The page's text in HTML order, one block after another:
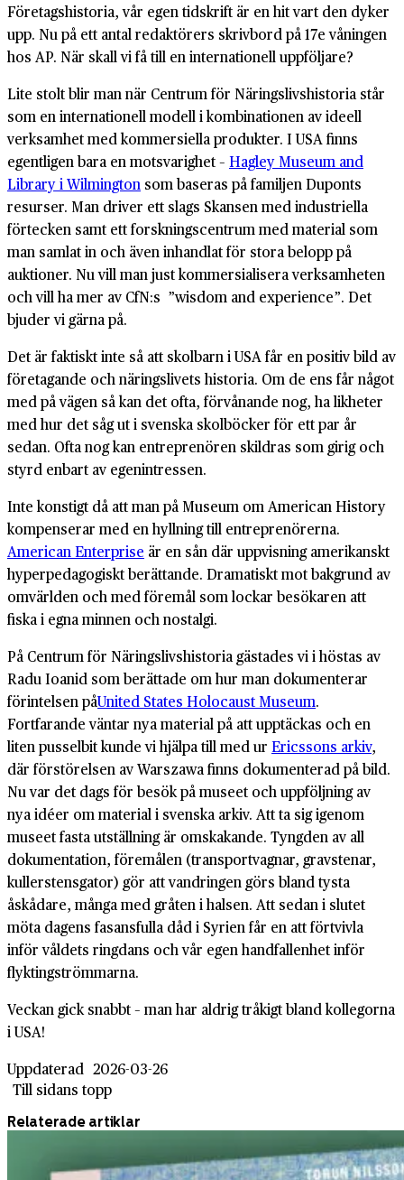
Företagshistoria, vår egen tidskrift är en hit vart den dyker
upp. Nu på ett antal redaktörers skrivbord på 17e våningen
hos AP. När skall vi få till en internationell uppföljare?
Lite stolt blir man när Centrum för Näringslivshistoria står
som en internationell modell i kombinationen av ideell
verksamhet med kommersiella produkter. I USA finns
egentligen bara en motsvarighet – Hagley Museum and
Library i Wilmington som baseras på familjen Duponts
resurser. Man driver ett slags Skansen med industriella
förtecken samt ett forskningscentrum med material som
man samlat in och även inhandlat för stora belopp på
auktioner. Nu vill man just kommersialisera verksamheten
och vill ha mer av CfN:s ”wisdom and experience”. Det
bjuder vi gärna på.
Det är faktiskt inte så att skolbarn i USA får en positiv bild av
företagande och näringslivets historia. Om de ens får något
med på vägen så kan det ofta, förvånande nog, ha likheter
med hur det såg ut i svenska skolböcker för ett par år
sedan. Ofta nog kan entreprenören skildras som girig och
styrd enbart av egenintressen.
Inte konstigt då att man på Museum om American History
kompenserar med en hyllning till entreprenörerna.
American Enterprise är en sån där uppvisning amerikanskt
hyperpedagogiskt berättande. Dramatiskt mot bakgrund av
omvärlden och med föremål som lockar besökaren att
fiska i egna minnen och nostalgi.
På Centrum för Näringslivshistoria gästades vi i höstas av
Radu Ioanid som berättade om hur man dokumenterar
förintelsen påUnited States Holocaust Museum.
Fortfarande väntar nya material på att upptäckas och en
liten pusselbit kunde vi hjälpa till med ur Ericssons arkiv,
där förstörelsen av Warszawa finns dokumenterad på bild.
Nu var det dags för besök på museet och uppföljning av
nya idéer om material i svenska arkiv. Att ta sig igenom
museet fasta utställning är omskakande. Tyngden av all
dokumentation, föremålen (transportvagnar, gravstenar,
kullerstensgator) gör att vandringen görs bland tysta
åskådare, många med gråten i halsen. Att sedan i slutet
möta dagens fasansfulla dåd i Syrien får en att förtvivla
inför våldets ringdans och vår egen handfallenhet inför
flyktingströmmarna.
Veckan gick snabbt – man har aldrig tråkigt bland kollegorna
i USA!
Uppdaterad 2026-03-26
Till sidans topp
Relaterade artiklar